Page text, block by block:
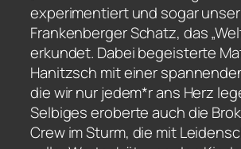
experimentiert und sogar
Frankenberger Schatz, das
erkundet. Dabei begeisterte
Hanitzsch mit einer
die wir nur jedem*r ans Herz
Selbiges eroberte auch die
Crew im Sturm, die mit